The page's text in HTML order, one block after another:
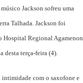
Jackson sofreu uma
Talhada. Jackson foi
Hospital Regional Agamenon
desta terça-feira (4).
intimidade com o saxofone e